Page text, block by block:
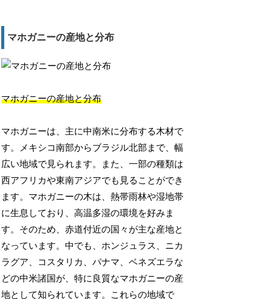
マホガニーの産地と分布
マホガニーの産地と分布
マホガニーは、主に中南米に分布する木材で
す。メキシコ南部からブラジル北部まで、幅
広い地域で見られます。また、一部の種類は
西アフリカや東南アジアでも見ることができ
ます。マホガニーの木は、熱帯雨林や湿地帯
に生息しており、高温多湿の環境を好みま
す。そのため、赤道付近の国々が主な産地と
なっています。中でも、ホンジュラス、ニカ
ラグア、コスタリカ、パナマ、ベネズエラな
どの中米諸国が、特に良質なマホガニーの産
地として知られています。これらの地域で